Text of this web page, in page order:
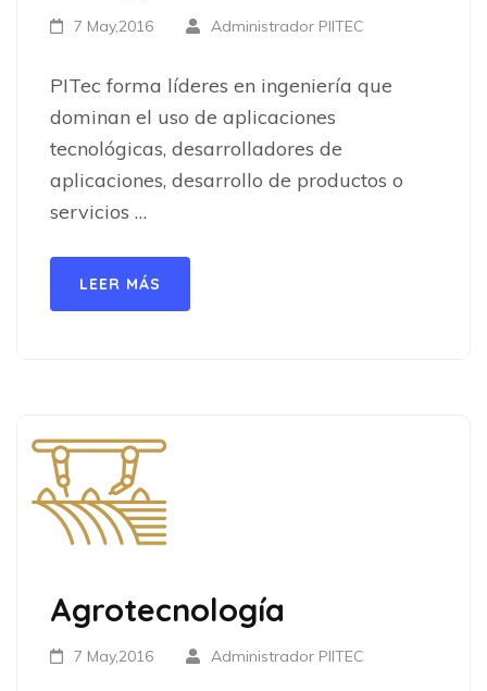
7 May,2016 Administrador PIITEC
PITec forma líderes en ingeniería que
dominan el uso de aplicaciones
tecnológicas, desarrolladores de
aplicaciones, desarrollo de productos o
servicios …
LEER MÁS
Agrotecnología
7 May,2016 Administrador PIITEC